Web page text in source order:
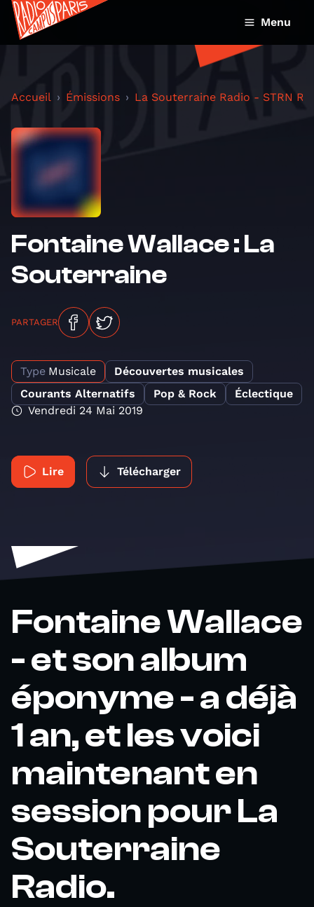
Menu
Accueil Émissions La Souterraine Radio - STRN
Fontaine Wallace : La
Souterraine
PARTAGER
Type Musicale
Découvertes musicales
Courants Alternatifs
Pop & Rock
Éclectique
Vendredi 24 Mai 2019
Lire Télécharger
Fontaine Wallace
- et son album
éponyme - a déjà
1 an, et les voici
maintenant en
session pour La
Souterraine
Radio.